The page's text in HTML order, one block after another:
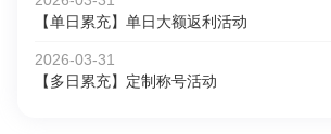
【单日累充】单日大额返利活动
2026-03-31
【多日累充】定制称号活动